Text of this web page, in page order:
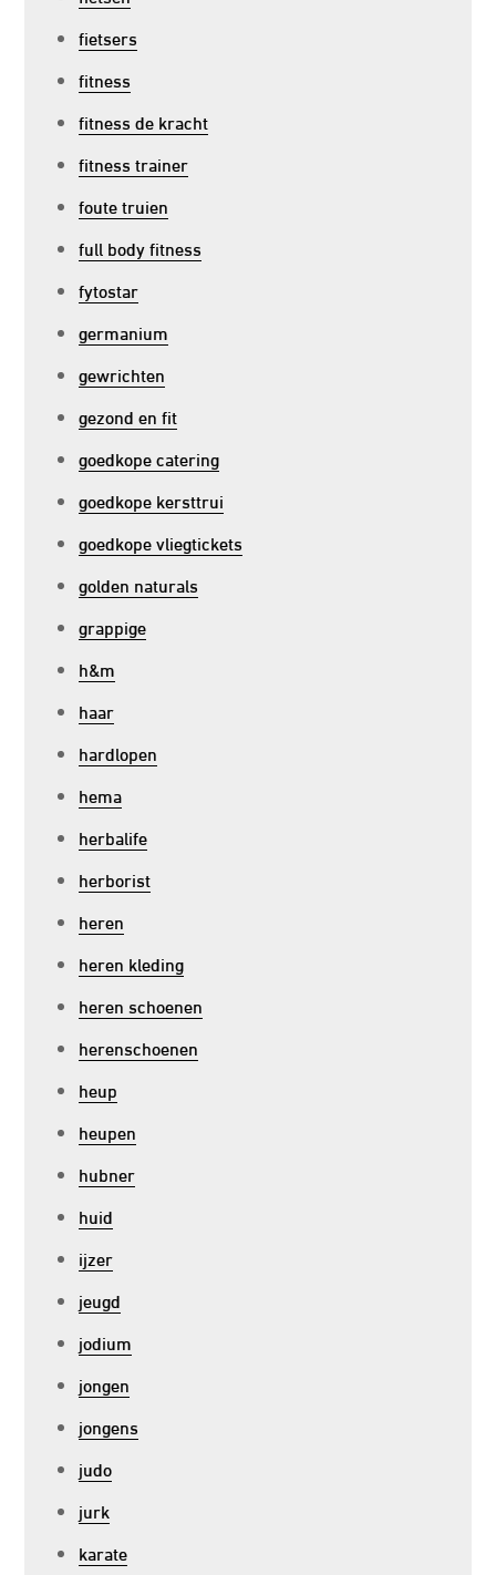
fietsers
fitness
fitness de kracht
fitness trainer
foute truien
full body fitness
fytostar
germanium
gewrichten
gezond en fit
goedkope catering
goedkope kersttrui
goedkope vliegtickets
golden naturals
grappige
h&m
haar
hardlopen
hema
herbalife
herborist
heren
heren kleding
heren schoenen
herenschoenen
heup
heupen
hubner
huid
ijzer
jeugd
jodium
jongen
jongens
judo
jurk
karate